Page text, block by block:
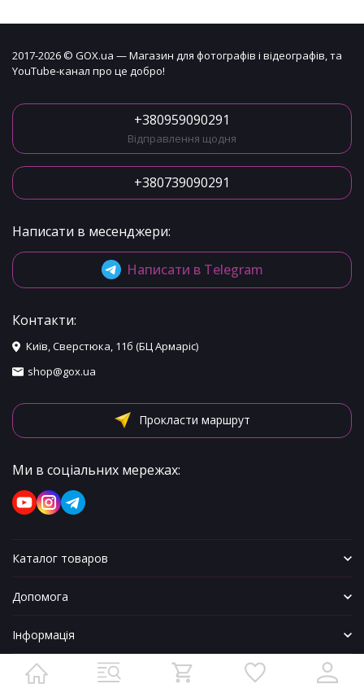
2017-2026 © GOX.ua — Магазин для фотографів і відеографів, та
YouTube-канал про це добро!
+380959090291
Відправлення щодня
+380739090291
Написати в месенджери:
Написати в Telegram
Контакти:
Київ, Сверстюка, 11б (БЦ Армаріс)
shop@gox.ua
Прокласти маршрут
Ми в соціальних мережах:
Каталог товаров
Допомога
Інформація